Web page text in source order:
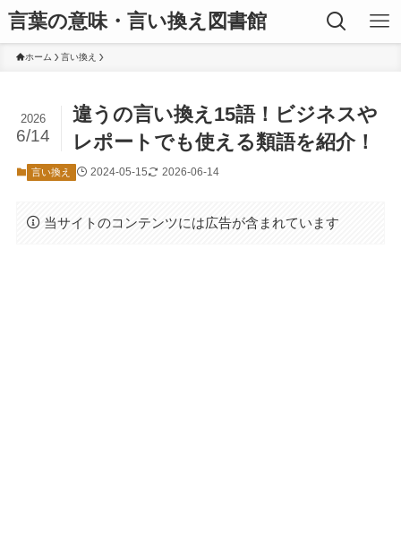
言葉の意味・言い換え図書館
ホーム 言い換え
違うの言い換え15語！ビジネスや
レポートでも使える類語を紹介！
2026
6/14
言い換え 2024-05-15 2026-06-14
当サイトのコンテンツには広告が含まれています